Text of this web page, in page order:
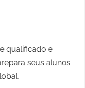
qualificado e
seus alunos